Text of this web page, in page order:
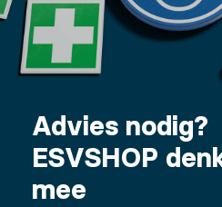
Advies nodig?
ESVSHOP
mee